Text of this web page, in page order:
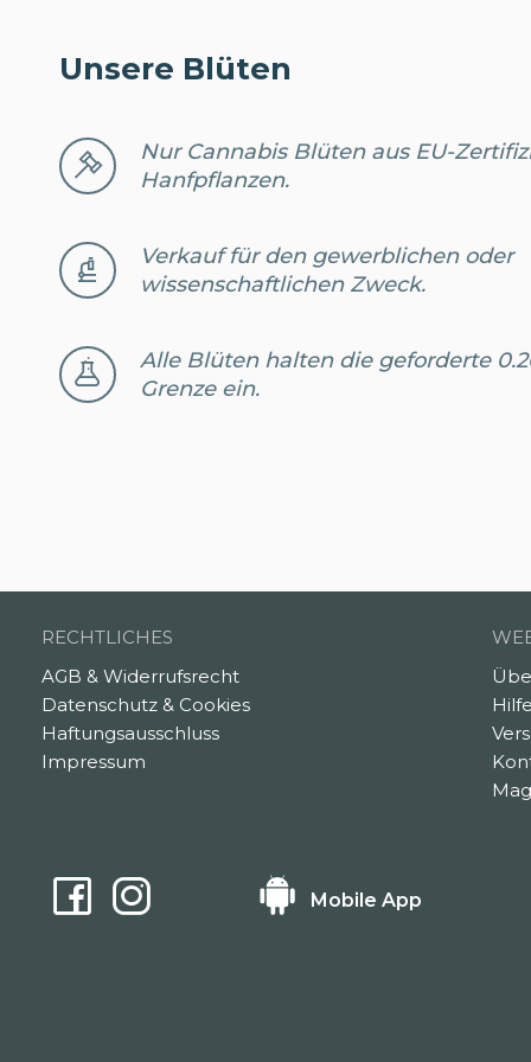
Unsere Blüten
Nur Cannabis Blüten aus EU-
Hanfpflanzen.
Verkauf für den gewerblichen oder
wissenschaftlichen Zweck.
Alle Blüten halten die geforderte
Grenze ein.
RECHTLICHES
AGB & Widerrufsrecht
Datenschutz & Cookies
Haftungsausschluss
Impressum
Mobile App